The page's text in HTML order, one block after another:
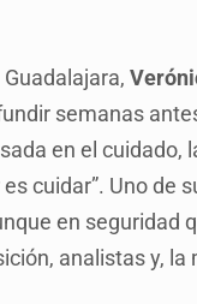
semanas
en el
cuidar”. Uno
en seguridad
analistas y,